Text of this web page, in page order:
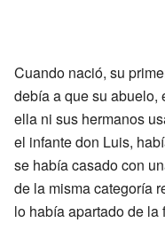
Cuando nació, su
debía a que su abuelo,
ella ni sus hermanos
el infante don Luis,
se había casado con
de la misma categoría
lo había apartado de la